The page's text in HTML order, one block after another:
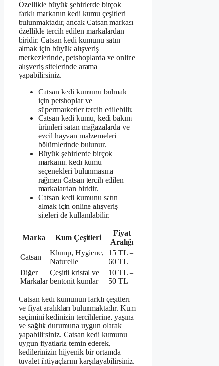
Özellikle büyük şehirlerde birçok
farklı markanın kedi kumu çeşitleri
bulunmaktadır, ancak Catsan markası
özellikle tercih edilen markalardan
biridir. Catsan kedi kumunu satın
almak için büyük alışveriş
merkezlerinde, petshoplarda ve online
alışveriş sitelerinde arama
yapabilirsiniz.
Catsan kedi kumunu bulmak
için petshoplar ve
süpermarketler tercih edilebilir.
Catsan kedi kumu, kedi bakım
ürünleri satan mağazalarda ve
evcil hayvan malzemeleri
bölümlerinde bulunur.
Büyük şehirlerde birçok
markanın kedi kumu
seçenekleri bulunmasına
rağmen Catsan tercih edilen
markalardan biridir.
Catsan kedi kumunu satın
almak için online alışveriş
siteleri de kullanılabilir.
Marka Kum Çeşitleri
Fiyat
Aralığı
Catsan
Klump, Hygiene,
Naturelle
15 TL –
60 TL
Diğer
Markalar
Çeşitli kristal ve
bentonit kumlar
10 TL –
50 TL
Catsan kedi kumunun farklı çeşitleri
ve fiyat aralıkları bulunmaktadır. Kum
seçimini kedinizin tercihlerine, yaşına
ve sağlık durumuna uygun olarak
yapabilirsiniz. Catsan kedi kumunu
uygun fiyatlarla temin ederek,
kedilerinizin hijyenik bir ortamda
tuvalet ihtiyaçlarını karşılayabilirsiniz.